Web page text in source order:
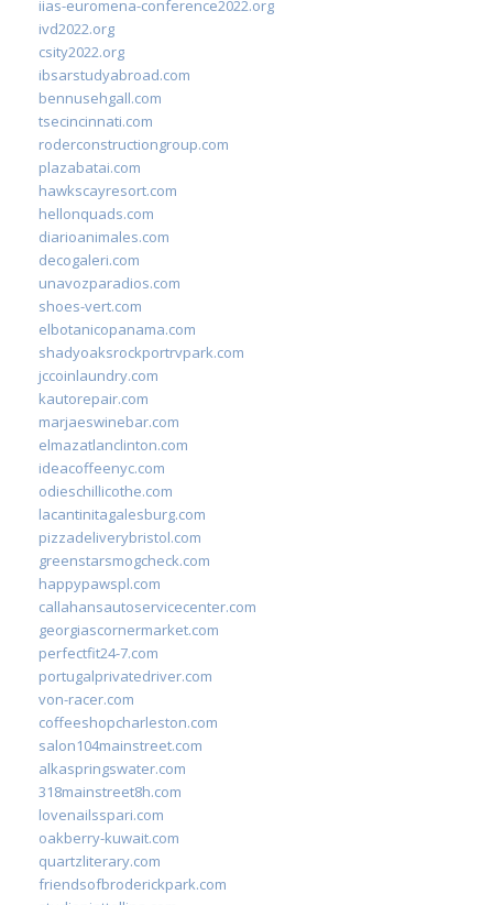
iias-euromena-conference2022.org
ivd2022.org
csity2022.org
ibsarstudyabroad.com
bennusehgall.com
tsecincinnati.com
roderconstructiongroup.com
plazabatai.com
hawkscayresort.com
hellonquads.com
diarioanimales.com
decogaleri.com
unavozparadios.com
shoes-vert.com
elbotanicopanama.com
shadyoaksrockportrvpark.com
jccoinlaundry.com
kautorepair.com
marjaeswinebar.com
elmazatlanclinton.com
ideacoffeenyc.com
odieschillicothe.com
lacantinitagalesburg.com
pizzadeliverybristol.com
greenstarsmogcheck.com
happypawspl.com
callahansautoservicecenter.com
georgiascornermarket.com
perfectfit24-7.com
portugalprivatedriver.com
von-racer.com
coffeeshopcharleston.com
salon104mainstreet.com
alkaspringswater.com
318mainstreet8h.com
lovenailsspari.com
oakberry-kuwait.com
quartzliterary.com
friendsofbroderickpark.com